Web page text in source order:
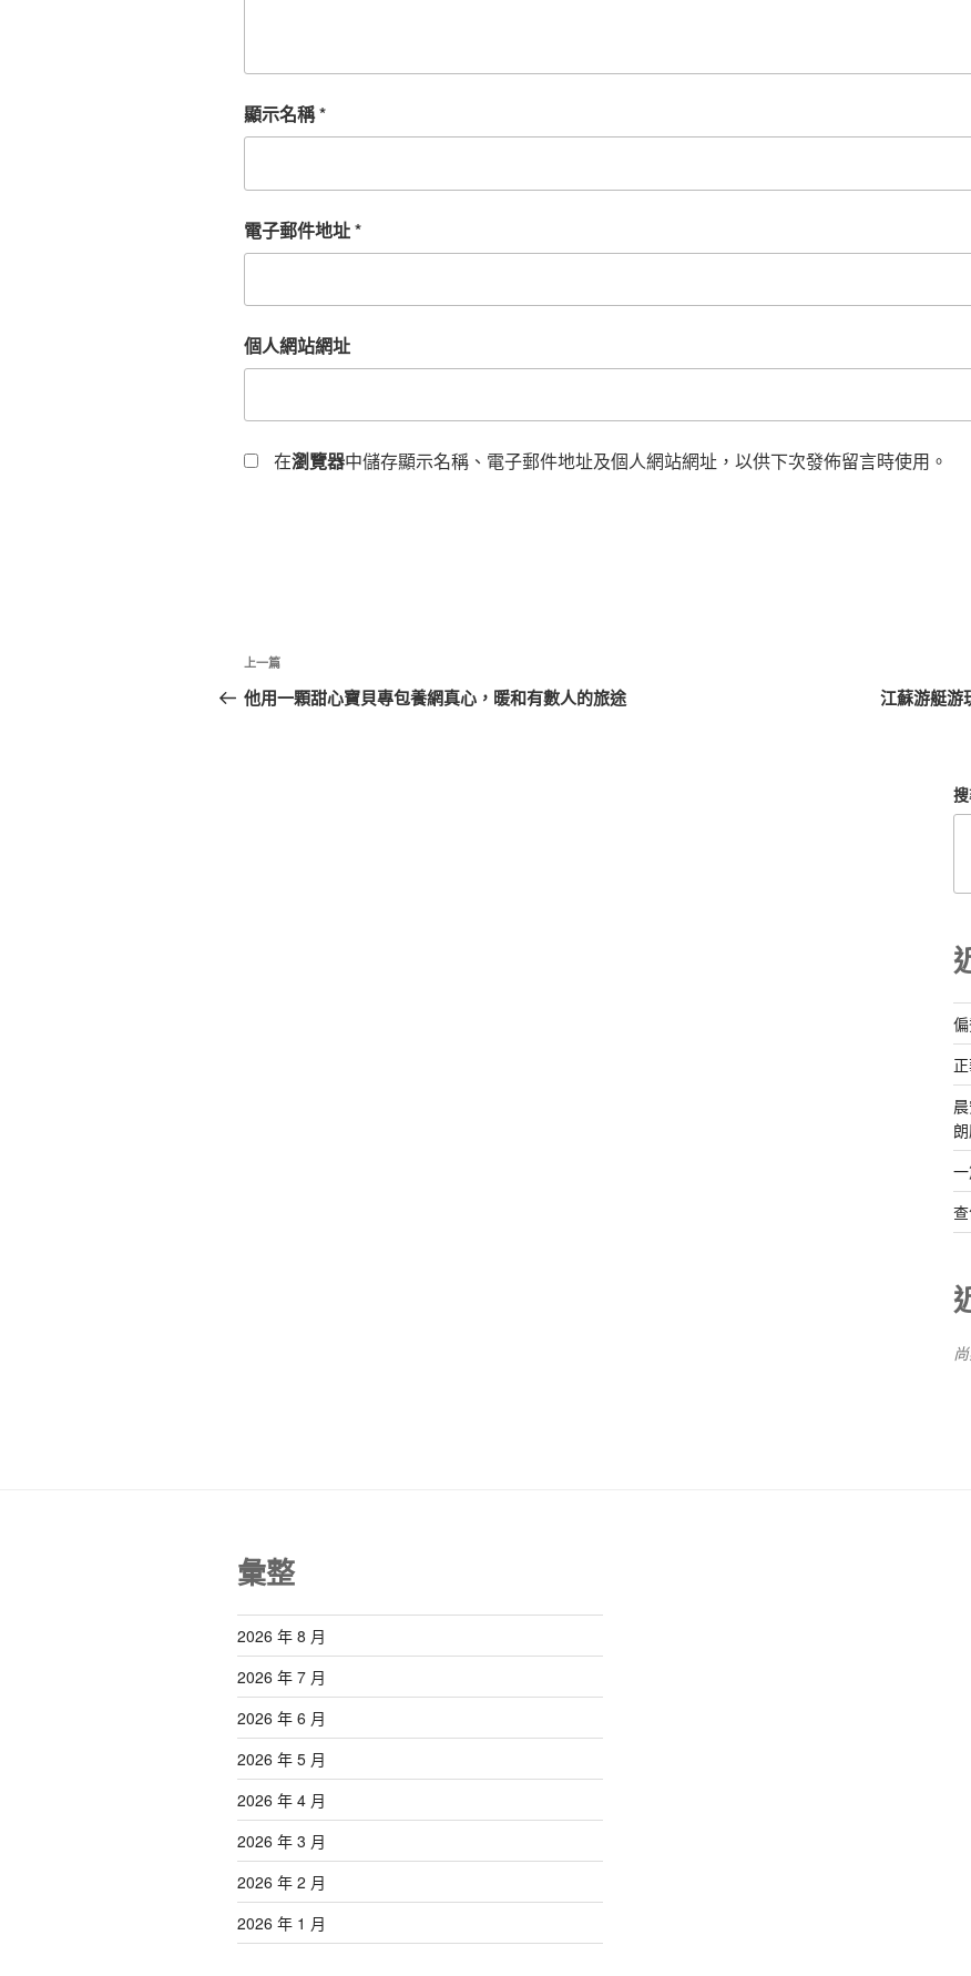
顯示名稱*
電子郵件地址*
個人網站網址
在瀏覽器中儲存顯示名稱、電子郵件地址及個人網站網址，以供下次發佈留言時使用。
文
章
上
一
上一篇
他用一顆甜心寶貝專包養網真心，暖和有數人的旅途 江蘇游艇游
彙整
2026 年 8 月
2026 年 7 月
2026 年 6 月
2026 年 5 月
2026 年 4 月
2026 年 3 月
2026 年 2 月
2026 年 1 月